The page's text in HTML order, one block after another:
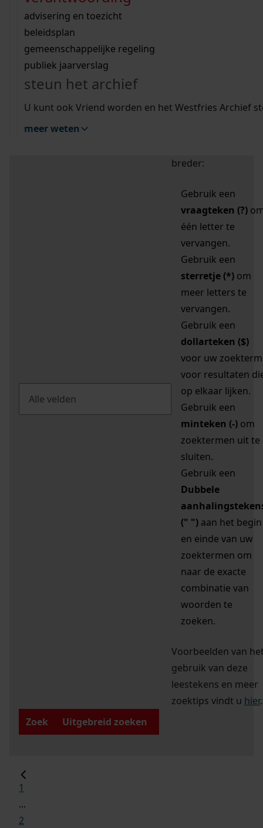
bouwvergunningen
omgevingsvergunningen
vergunningen
beeld en geluid
uitleg nodig?
Wij helpen u op weg met een aantal zoektips.
bekijk alle zoektips
Wij helpen u op weg met een aantal zoektips.
bekijk alle zoektips
bekijk ons geschiedenislokaal
advisering en toezicht
beleidsplan
gemeenschappelijke regeling
publiek jaarverslag
steun het archief
U kunt ook Vriend worden en het Westfries Archief
meer weten
zoektips
Mijn Studiezaal (inloggen)
uw zoekopdracht te
breder:
Gebruik een
vraagteken (?)
één letter te
vervangen.
Gebruik een
sterretje (*) om
meer letters te
vervangen.
Gebruik een
dollarteken ($)
voor uw zoekterm
voor resultaten
op elkaar lijken.
Gebruik een
minteken (-) om
zoektermen uit te
sluiten.
Gebruik een
Dubbele
(" ") aan het begin
en einde van uw
zoektermen om
naar de exacte
combinatie van
woorden te
zoeken.
Voorbeelden van
gebruik van deze
leestekens en meer
zoektips vindt u hier.
Zoek
Uitgebreid zoeken
1
...
2